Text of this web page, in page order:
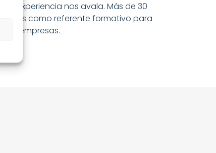
La experiencia nos avala. Más de 30
años como referente formativo para
las empresas.